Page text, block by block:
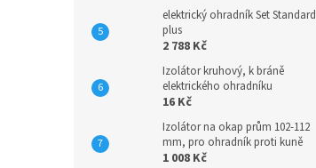
elektrický ohradník Set Standard
plus
2 788 Kč
Izolátor kruhový, k bráně
elektrického ohradníku
16 Kč
Izolátor na okap prům 102-112
mm, pro ohradník proti kuně
1 008 Kč